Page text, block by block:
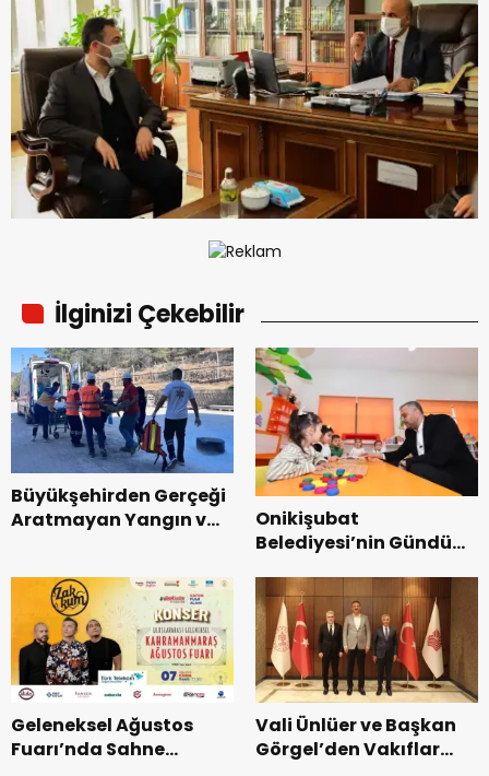
İlginizi Çekebilir
Büyükşehirden Gerçeği
Aratmayan Yangın ve
Onikişubat
Belediyesi’nin Gündüz
dönemin ön kayıtları
başladı.
Geleneksel Ağustos
Fuarı’nda Sahne
Vali Ünlüer ve Başkan
Görgel’den Vakıflar